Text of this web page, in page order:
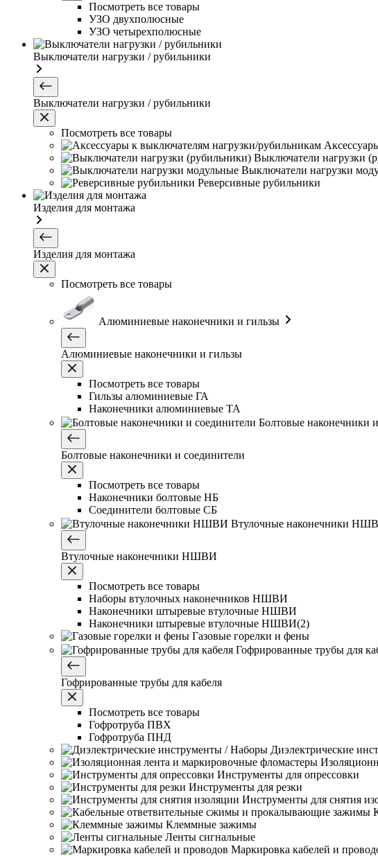
Посмотреть все товары
УЗО двухполюсные
УЗО четырехполюсные
Выключатели нагрузки / рубильники
Выключатели нагрузки / рубильники
Посмотреть все товары
Выключатели нагрузки
Выключатели нагрузки
Реверсивные рубильники
Изделия для монтажа
Изделия для монтажа
Посмотреть все товары
Алюминиевые наконечники и гильзы
Алюминиевые наконечники и гильзы
Посмотреть все товары
Гильзы алюминиевые ГА
Наконечники алюминиевые ТА
Болтовые наконечники
Болтовые наконечники и соединители
Посмотреть все товары
Наконечники болтовые НБ
Соединители болтовые СБ
Втулочные наконечники
Втулочные наконечники НШВИ
Посмотреть все товары
Наборы втулочных наконечников НШВИ
Наконечники штыревые втулочные НШВИ
Наконечники штыревые втулочные НШВИ(2)
Газовые горелки и фены
Гофрированные трубы для
Гофрированные трубы для кабеля
Посмотреть все товары
Гофротруба ПВХ
Гофротруба ПНД
Диэлектрические
Инструменты для опрессовки
Инструменты для резки
Инструменты для снятия
Клеммные зажимы
Ленты сигнальные
Маркировка кабелей и